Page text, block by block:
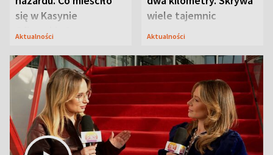
się w Kasynie
Oficerskim?
Aktualności
wiele tajemnic
Aktualności